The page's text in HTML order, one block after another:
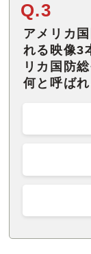
Q.3
アメリカ
れる映像3
リカ国防
何と呼ばれ